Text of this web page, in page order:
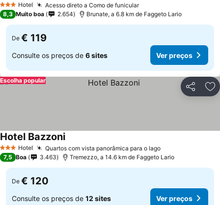
3 EstrelasHotel Acesso direto a Como de funicular
8,3 Muito boa 2.654 Brunate, a 6.8 km de Faggeto Lario
De € 119
Consulte os preços de 6 sites Ver preços
Partilhar
Escolha popular
3 EstrelasHotel Quartos com vista panorâmica para o lago
Hotel Bazzoni
7,5 Boa 3.463 Tremezzo, a 14.6 km de Faggeto Lario
De € 120
Consulte os preços de 12 sites Ver preços